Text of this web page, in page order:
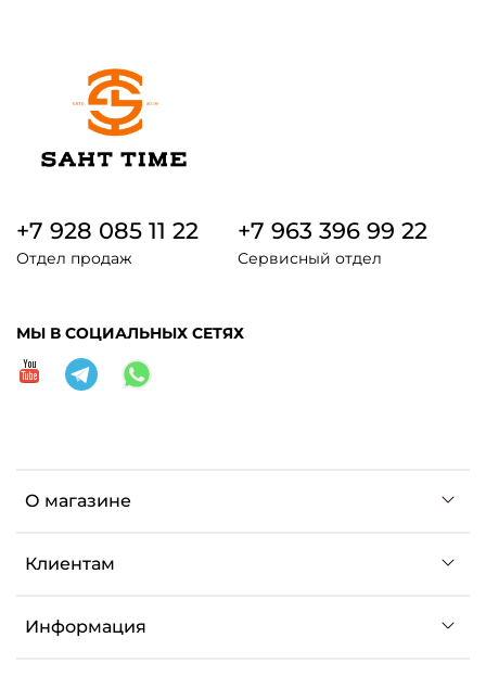
О магазине
Клиентам
Информация
+7 928 085 11 22
Отдел продаж
+7 963 396 99 22
Сервисный отдел
МЫ В СОЦИАЛЬНЫХ СЕТЯХ